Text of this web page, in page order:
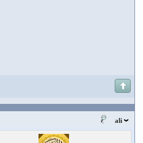
ali